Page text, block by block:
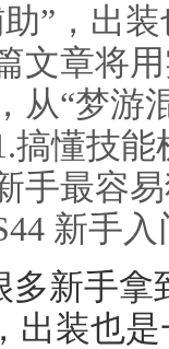
”，出
文章将
从“梦游
搞懂技
手最容
新手
多新手
出装也